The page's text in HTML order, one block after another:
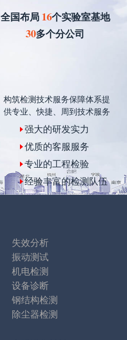
全国布局 16个实验室基地
30多个分公司
构筑检测技术服务保障体系提
供专业、快捷、周到技术服务
强大的研发实力
优质的客服服务
专业的工程检验
经验丰富的检测队伍
失效分析
振动测试
机电检测
设备诊断
钢结构检测
除尘器检测